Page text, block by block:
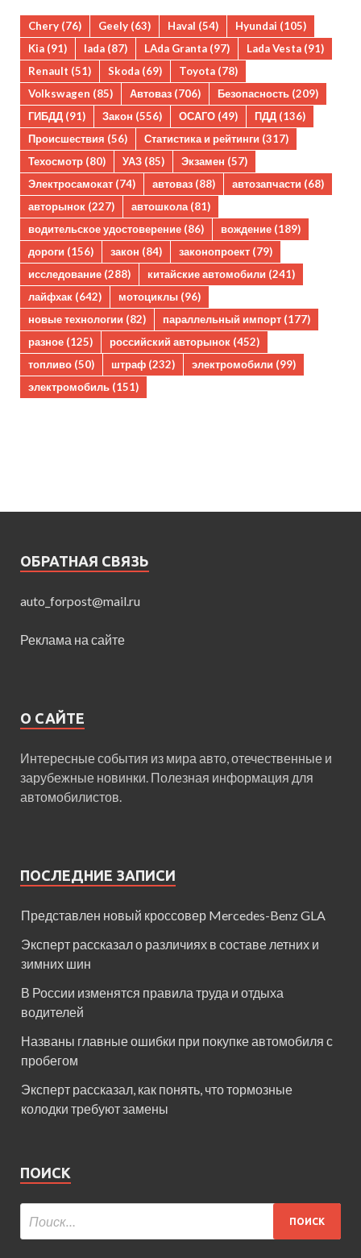
Chery (76) Geely (63) Haval (54) Hyundai (105)
Kia (91) lada (87) LAda Granta (97) Lada Vesta (91)
Renault (51) Skoda (69) Toyota (78)
Volkswagen (85) Автоваз (706) Безопасность (209)
ГИБДД (91) Закон (556) ОСАГО (49) ПДД (136)
Происшествия (56) Статистика и рейтинги (317)
Техосмотр (80) УАЗ (85) Экзамен (57)
Электросамокат (74) автоваз (88) автозапчасти (68)
авторынок (227) автошкола(81)
водительское удостоверение (86) вождение (189)
дороги (156) закон (84) законопроект (79)
исследование (288) китайские автомобили (241)
лайфхак (642) мотоциклы (96)
новые технологии (82) параллельный импорт (177)
разное (125) российский авторынок (452)
топливо (50) штраф (232) электромобили (99)
электромобиль (151)
ОБРАТНАЯ СВЯЗЬ
auto_forpost@mail.ru
Реклама на сайте
О САЙТЕ
Интересные события из мира авто, отечественные и
зарубежные новинки. Полезная информация для
автомобилистов.
ПОСЛЕДНИЕ ЗАПИСИ
Представлен новый кроссовер Mercedes-Benz GLA
Эксперт рассказал о различиях в составе летних и
зимних шин
В России изменятся правила труда и отдыха
водителей
Названы главные ошибки при покупке автомобиля с
пробегом
Эксперт рассказал, как понять, что тормозные
колодки требуют замены
ПОИСК